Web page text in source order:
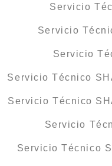
Servicio
Servicio
Servicio
Servicio Técnico
Servicio Técnico
Servicio
Servicio Técnico